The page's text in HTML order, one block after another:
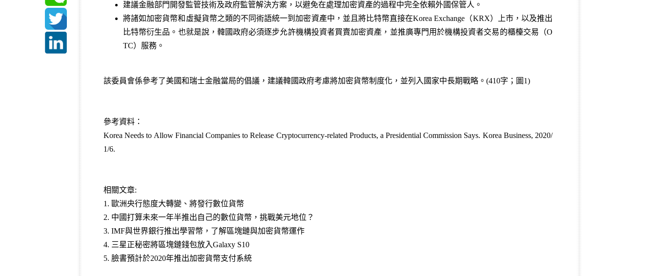
建議金融部門開發監管技術及政府監管解決方案，以避免在處理加密資產的過程中完全依賴外國保管人。
將諸如加密貨幣和虛擬貨幣之類的不同術語統一到加密資產中，並且將比特幣直接在Korea Exchange（KRX）上市，以及推出
比特幣衍生品。也就是說，韓國政府必須逐步允許機構投資者買賣加密資產，並推廣專門用於機構投資者交易的櫃檯交易（O
TC）服務。
該委員會係參考了美國和瑞士金融當局的倡議，建議韓國政府考慮將加密貨幣制度化，並列入國家中長期戰略。(410字；圖1)
參考資料：
Korea Needs to Allow Financial Companies to Release Cryptocurrency-related Products, a Presidential Commission Says. Korea Business, 2020/
1/6.
相關文章:
1. 歐洲央行態度大轉變、將發行數位貨幣​
2. 中國打算未來一年半推出自己的數位貨幣，挑戰美元地位？
3. IMF與世界銀行推出學習幣，了解區塊鏈與加密貨幣運作
4. 三星正秘密將區塊鏈錢包放入Galaxy S10​
5. 臉書預計於2020年推出加密貨幣支付系統